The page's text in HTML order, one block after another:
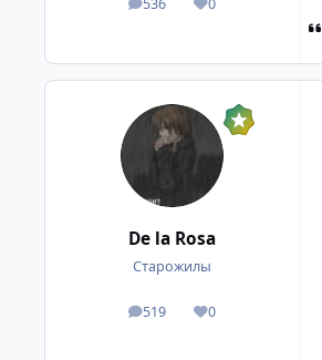
536
посты 0
Репутация
De la Rosa
Старожилы
519
посты 0
Репутация